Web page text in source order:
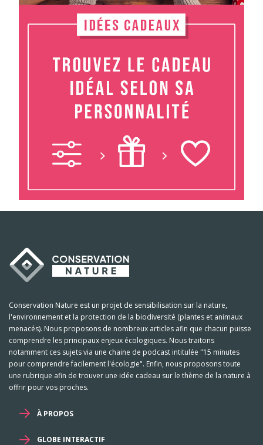
Conservation Nature est un projet de sensibilisation sur la nature,
l'environnement et la protection de la biodiversité (plantes et animaux
menacés). Nous proposons de nombreux articles afin que chacun puisse
comprendre les principaux enjeux écologiques. Nous traitons
notamment ces sujets via une chaine de podcast intitulée "15 minutes
pour comprendre facilement l'écologie". Enfin, nous proposons toute
une rubrique afin de trouver une idée cadeau sur le thème de la nature à
offrir pour vos proches.
À PROPOS
GLOBE INTERACTIF